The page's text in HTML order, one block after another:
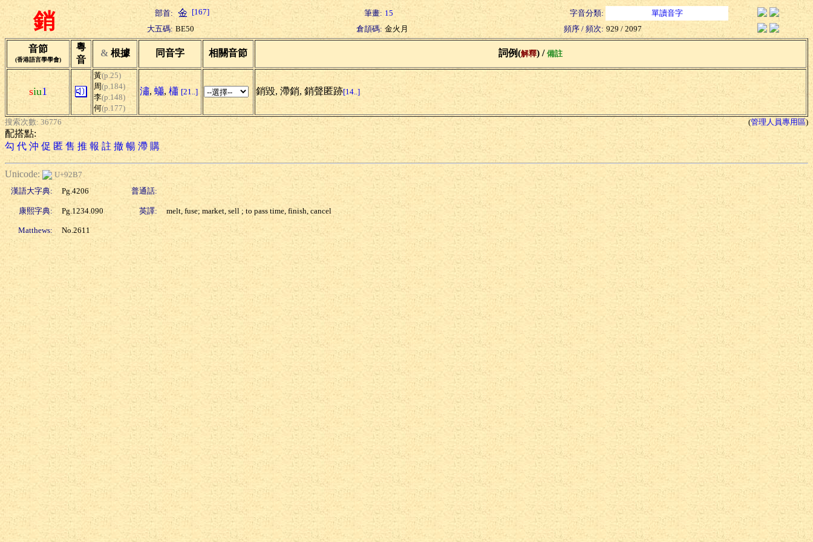
銷 部首: [167] 筆畫: 15 字音分類:
單讀音字
大五碼: BE50 倉頡碼: 金火月 頻序 / 頻次: 929 / 2097
音節
(香港語言學學會)
粵
音
& 根據 同音字 相關音節 詞例(解釋) / 備註
siu1
黃(p.25)
周(p.184)
李(p.148)
何(p.177)
潚, 蠨, 櫹 [21..] 銷毀, 滯銷, 銷聲匿跡[14..]
搜索次數: 36776 (管理人員專用區)
配搭點:
勾 代 沖 促 匿 售 推 報 註 撤 暢 滯 購
Unicode:
U+92B7
漢語大字典:
Pg.4206 普通話:
康熙字典: Pg.1234.090 英譯: melt, fuse; market, sell ; to pass time, finish, cancel
Matthews: No.2611